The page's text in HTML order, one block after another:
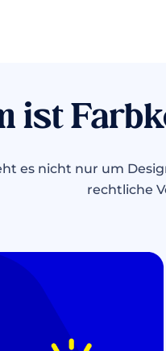
ist
es nicht nur um
rechtliche